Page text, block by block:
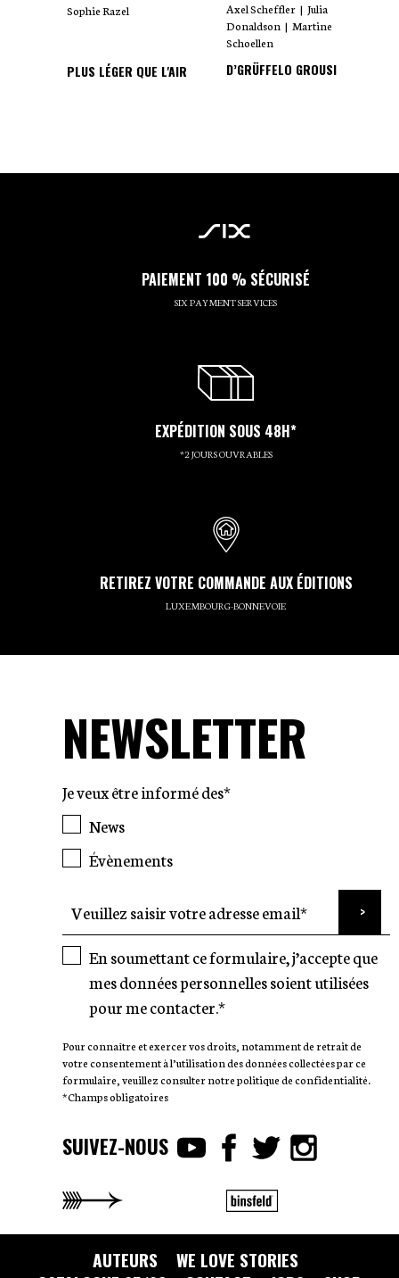
Sophie Razel
PLUS LÉGER QUE L'AIR
Axel Scheffler | Julia
Donaldson | Martine
Schoellen
D’GRÜFFELO GROUSI
PAIEMENT 100 % SÉCURISÉ
SIX PAYMENT SERVICES
EXPÉDITION SOUS 48H*
*2 JOURS OUVRABLES
RETIREZ VOTRE COMMANDE AUX ÉDITIONS
LUXEMBOURG-BONNEVOIE
NEWSLETTER
Je veux être informé des*
News
Évènements
En soumettant ce formulaire, j’accepte que
mes données personnelles soient utilisées
pour me contacter.*
Pour connaître et exercer vos droits, notamment de retrait de
votre consentement à l’utilisation des données collectées par ce
formulaire, veuillez consulter notre politique de confidentialité.
*Champs obligatoires
SUIVEZ-NOUS
AUTEURS
WE LOVE STORIES